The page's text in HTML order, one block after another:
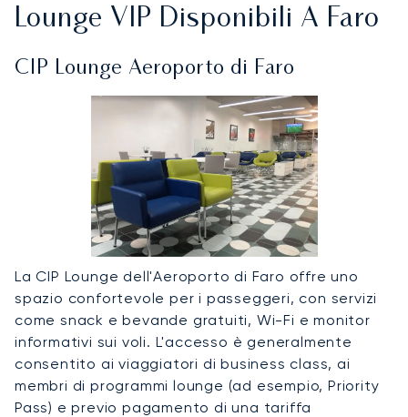
Lounge VIP Disponibili A Faro
CIP Lounge Aeroporto di Faro
La CIP Lounge dell'Aeroporto di Faro offre uno
spazio confortevole per i passeggeri, con servizi
come snack e bevande gratuiti, Wi-Fi e monitor
informativi sui voli. L'accesso è generalmente
consentito ai viaggiatori di business class, ai
membri di programmi lounge (ad esempio, Priority
Pass) e previo pagamento di una tariffa